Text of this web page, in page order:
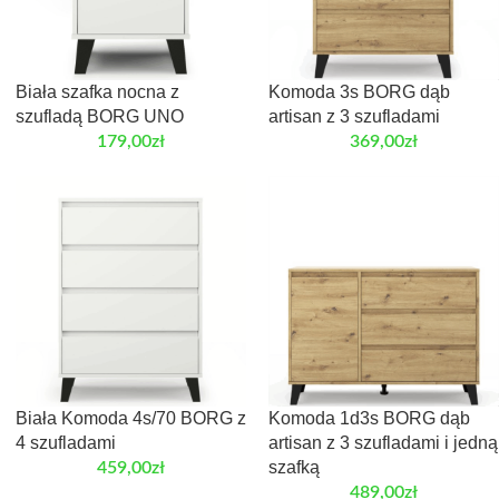
Biała szafka nocna z
szufladą BORG UNO
179,00zł
Komoda 3s BORG dąb
artisan z 3 szufladami
369,00zł
Biała Komoda 4s/70 BORG z
4 szufladami
459,00zł
Komoda 1d3s BORG dąb
artisan z 3 szufladami i jedną
szafką
489,00zł